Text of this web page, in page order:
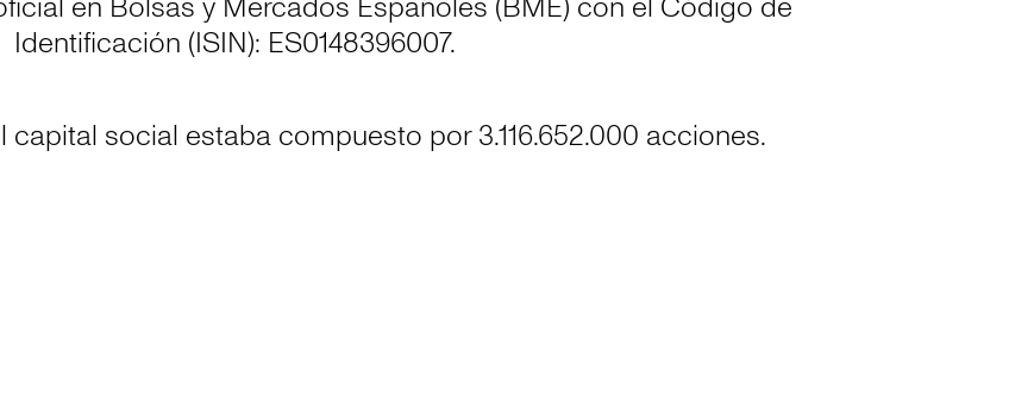
Identificación (ISIN): ES0148396007.
capital social estaba compuesto por 3.116.652.000 acciones.